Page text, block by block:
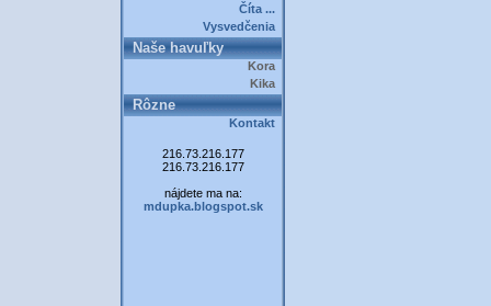
Číta ...
Vysvedčenia
Naše havuľky
Kora
Kika
Rôzne
Kontakt
216.73.216.177
216.73.216.177
nájdete ma na:
mdupka.blogspot.sk